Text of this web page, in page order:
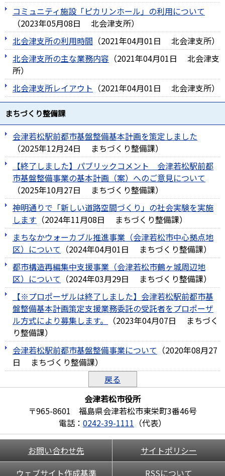
コミュニティ施設「ピカリンホール」の利用について
（2023年05月08日 北会津支所）
北会津支所の利用時間 （2021年04月01日 北会津支所）
北会津支所の主な業務内容 （2021年04月01日
北会津支
所）
北会津支所レイアウト （2021年04月01日 北会津支所）
まちづくり整備課
会津若松駅前都市基盤整備基本計画を策定しました
（2025年12月24日 まちづくり整備課）
【終了しました】パブリックコメント 会津若松駅前都
市基盤整備事業の基本計画（案）へのご意見について
（2025年10月27日 まちづくり整備課）
神明通りで「新しい道路空間づくり」の社会実験を実施
します （2024年11月08日 まちづくり整備課）
まちなかウォーカブル推進事業（会津若松市中心拠点地
区）について （2024年04月01日 まちづくり整備課）
都市構造再編集中支援事業（会津若松市鶴ヶ城周辺地
区）について （2024年03月29日 まちづくり整備課）
【※プロポーザルは終了しました】会津若松駅前都市基
盤整備基本計画策定支援業務委託の受託者をプロポーザ
ル方式により募集します。
（2023年04月07日
まちづく
り整備課）
会津若松駅前都市基盤整備事業について （2020年08月27
日
まちづくり整備課）
戻る
会津若松市役所
〒965-8601 福島県会津若松市東栄町3番46号
電話： 0242-39-1111 （代表）
お問い合わせ先
サイトポリシー
ウェブサイト作成基準
RSSについて